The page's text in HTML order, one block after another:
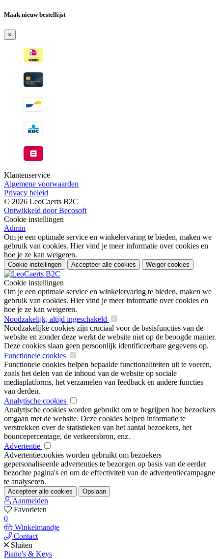
-
verzonden
wanneer
beschikbaar
Maak nieuw bestellijst
×
Klantenservice
Algemene voorwaarden
Privacy beleid
© 2026 LeoCaerts B2C
Ontwikkeld door Becosoft
Cookie instellingen
Admin
Om je een optimale service en winkelervaring te bieden, maken we
gebruik van cookies. Hier vind je meer informatie over cookies en
hoe je ze kan weigeren.
Cookie instellingen Accepteer alle cookies Weiger cookies
Cookie instellingen
Om je een optimale service en winkelervaring te bieden, maken we
gebruik van cookies. Hier vind je meer informatie over cookies en
hoe je ze kan weigeren.
Noodzakelijk, altijd ingeschakeld
Noodzakelijke cookies zijn cruciaal voor de basisfuncties van de
website en zonder deze werkt de website niet op de beoogde manier.
Deze cookies slaan geen persoonlijk identificeerbare gegevens op.
Functionele cookies
Functionele cookies helpen bepaalde functionaliteiten uit te voeren,
zoals het delen van de inhoud van de website op sociale
mediaplatforms, het verzamelen van feedback en andere functies
van derden.
Analytische cookies
Analytische cookies worden gebruikt om te begrijpen hoe bezoekers
omgaan met de website. Deze cookies helpen informatie te
verstrekken over de statistieken van het aantal bezoekers, het
bouncepercentage, de verkeersbron, enz.
Advertentie
Advertentiecookies worden gebruikt om bezoekers
gepersonaliseerde advertenties te bezorgen op basis van de eerder
bezochte pagina's en om de effectiviteit van de advertentiecampagne
te analyseren.
Accepteer alle cookies Opslaan
Aanmelden
Favorieten
0
Winkelmandje
Contact
Sluiten
Piano's & Keys